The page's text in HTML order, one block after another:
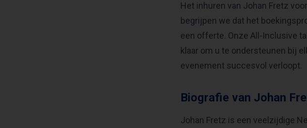
Het inhuren van Johan Fretz
begrijpen we dat het
een offerte. Onze All-Inclusive
klaar om u te ondersteunen bij
evenement succesvol verloopt.
Biografie van Johan
Johan Fretz is een veelzijdige